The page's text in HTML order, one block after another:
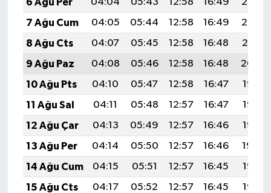
7 Ağu Cum
04:05 05:44 12:58 16:49
20:02
8 Ağu Cts
04:07 05:45 12:58 16:48
20:01
9 Ağu Paz
04:08 05:46 12:58 16:48
20:00
10 Ağu Pts
04:10 05:47 12:58 16:47
19:58
11 Ağu Sal
04:11 05:48 12:57 16:47
19:57
12 Ağu Çar
04:13 05:49 12:57 16:46
19:56
13 Ağu Per
04:14 05:50 12:57 16:46
19:54
14 Ağu Cum
04:15 05:51 12:57 16:45
19:53
15 Ağu Cts
04:17 05:52 12:57 16:45
19:52